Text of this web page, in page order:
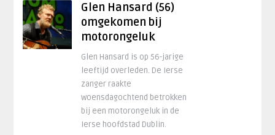
Glen Hansard (56)
omgekomen bij
motorongeluk
Glen Hansard is op 56-jarige
leeftijd overleden. De Ierse
zanger raakte
woensdagochtend betrokken
bij een motorongeluk in de
Ierse hoofdstad Dublin.